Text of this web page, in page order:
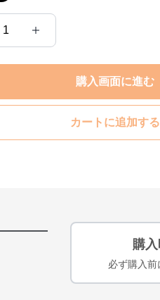
1
購入画面に進む
カートに追加する
購
必ず購入前